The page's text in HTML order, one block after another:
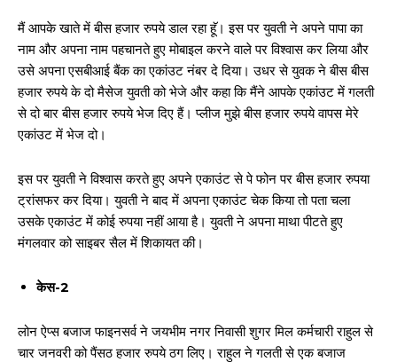
मैं आपके खाते में बीस हजार रुपये डाल रहा हॅू। इस पर युवती ने अपने पापा का
नाम और अपना नाम पहचानते हुए मोबाइल करने वाले पर विश्वास कर लिया और
उसे अपना एसबीआई बैंक का एकांउट नंबर दे दिया। उधर से युवक ने बीस बीस
हजार रुपये के दो मैसेज युवती को भेजे और कहा कि मैंने आपके एकांउट में गलती
से दो बार बीस हजार रुपये भेज दिए हैं। प्लीज मुझे बीस हजार रुपये वापस मेरे
एकांउट में भेज दो।
इस पर युवती ने विश्वास करते हुए अपने एकाउंट से पे फोन पर बीस हजार रुपया
ट्रांसफर कर दिया। युवती ने बाद में अपना एकाउंट चेक किया तो पता चला
उसके एकाउंट में कोई रुपया नहीं आया है। युवती ने अपना माथा पीटते हुए
मंगलवार को साइबर सैल में शिकायत की।
केस-2
लोन ऐप्स बजाज फाइनसर्व ने जयभीम नगर निवासी शुगर मिल कर्मचारी राहुल से
चार जनवरी को पैंसठ हजार रुपये ठग लिए। राहुल ने गलती से एक बजाज